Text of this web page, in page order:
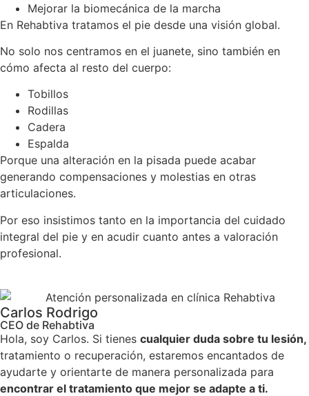
Mejorar la biomecánica de la marcha
En Rehabtiva tratamos el pie desde una visión global.
No solo nos centramos en el juanete, sino también en
cómo afecta al resto del cuerpo:
Tobillos
Rodillas
Cadera
Espalda
Porque una alteración en la pisada puede acabar
generando compensaciones y molestias en otras
articulaciones.
Por eso insistimos tanto en la importancia del cuidado
integral del pie y en acudir cuanto antes a valoración
profesional.
Carlos Rodrigo
CEO de Rehabtiva
Hola, soy Carlos. Si tienes cualquier duda sobre tu lesión,
tratamiento o recuperación, estaremos encantados de
ayudarte y orientarte de manera personalizada para
encontrar el tratamiento que mejor se adapte a ti.